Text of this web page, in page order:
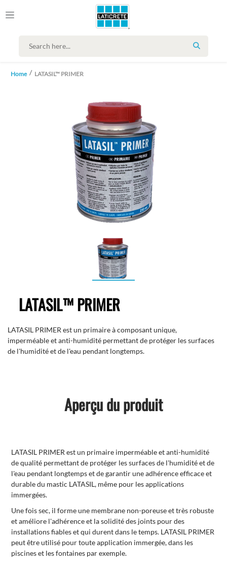
SEARCH
Home LATASIL™ PRIMER
LATASIL™ PRIMER
LATASIL PRIMER est un primaire à composant unique,
imperméable et anti-humidité permettant de protéger les surfaces
de l'humidité et de l'eau pendant longtemps.
Aperçu du produit
LATASIL PRIMER est un primaire imperméable et anti-humidité
de qualité permettant de protéger les surfaces de l'humidité et de
l'eau pendant longtemps et de garantir une adhérence efficace et
durable du mastic LATASIL, même pour les applications
immergées.
Une fois sec, il forme une membrane non-poreuse et très robuste
et améliore l'adhérence et la solidité des joints pour des
installations fiables et qui durent dans le temps. LATASIL PRIMER
peut être utilisé pour toute application immergée, dans les
piscines et les fontaines par exemple.